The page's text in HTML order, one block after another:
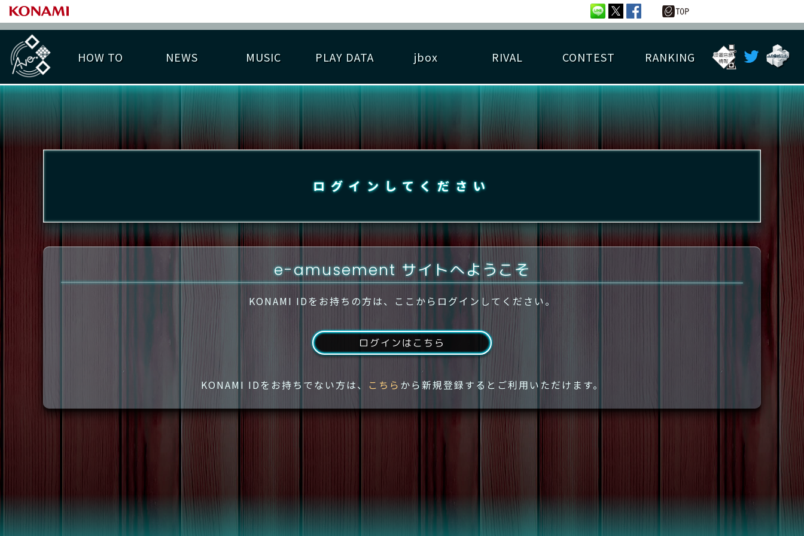
HOW TO
基本の遊び方
NEWS MUSIC
遊べる楽曲
PLAY DATA
PLAY DATA TOP
称号 プレー履歴 プレーグラフ ねんごろチャレンジ EDIT譜面
jbox RIVAL
ライバル一覧 プレーヤー検索
CONTEST
大会開催 大会とは？
RANKING
LICENSE HIT CHART ORIGINAL HIT CHART RANKING RANKING
ログインしてください
e-amusement サイトへようこそ
KONAMI IDをお持ちの方は、ここからログインしてください。
ログインはこちら
KONAMI IDをお持ちでない方は、 こちら から新規登録するとご利用いただけます。